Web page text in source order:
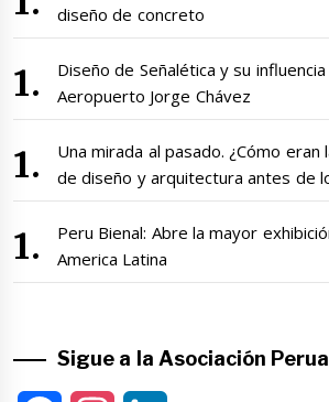
diseño de concreto
Diseño de Señalética y su
Aeropuerto Jorge Chávez
Una mirada al pasado. ¿Cómo
de diseño y arquitectura antes de
Peru Bienal: Abre la mayor
America Latina
Sigue a la Asociación